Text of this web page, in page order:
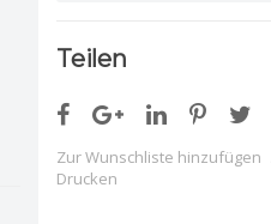
Teilen
Zur Wunschliste hinzufügen
Drucken